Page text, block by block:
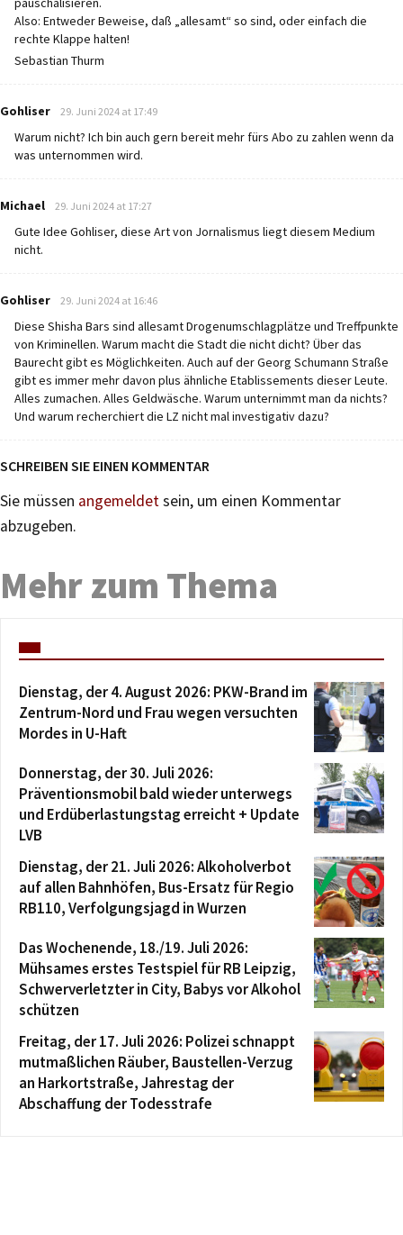
Also: Entweder Beweise, daß „allesamt“ so sind, oder einfach die
rechte Klappe halten!
Sebastian Thurm
Gohliser says:
29. Juni 2024 at 17:49
Warum nicht? Ich bin auch gern bereit mehr fürs Abo zu zahlen wenn da
was unternommen wird.
Michael says:
29. Juni 2024 at 17:27
Gute Idee Gohliser, diese Art von Jornalismus liegt diesem Medium
nicht.
Gohliser says:
29. Juni 2024 at 16:46
Diese Shisha Bars sind allesamt Drogenumschlagplätze und Treffpunkte
von Kriminellen. Warum macht die Stadt die nicht dicht? Über das
Baurecht gibt es Möglichkeiten. Auch auf der Georg Schumann Straße
gibt es immer mehr davon plus ähnliche Etablissements dieser Leute.
Alles zumachen. Alles Geldwäsche. Warum unternimmt man da nichts?
Und warum recherchiert die LZ nicht mal investigativ dazu?
SCHREIBEN SIE EINEN KOMMENTAR
Sie müssen angemeldetsein, um einen Kommentar
abzugeben.
Mehr zum Thema
Dienstag, der 4. August 2026: PKW-Brand im
Zentrum-Nord und Frau wegen versuchten
Mordes in U-Haft
Donnerstag, der 30. Juli 2026:
Präventionsmobil bald wieder unterwegs
und Erdüberlastungstag erreicht + Update
LVB
Dienstag, der 21. Juli 2026: Alkoholverbot
auf allen Bahnhöfen, Bus-Ersatz für Regio
RB110, Verfolgungsjagd in Wurzen
Das Wochenende, 18./19. Juli 2026:
Mühsames erstes Testspiel für RB Leipzig,
Schwerverletzter in City, Babys vor Alkohol
schützen
Freitag, der 17. Juli 2026: Polizei schnappt
mutmaßlichen Räuber, Baustellen-Verzug
an Harkortstraße, Jahrestag der
Abschaffung der Todesstrafe